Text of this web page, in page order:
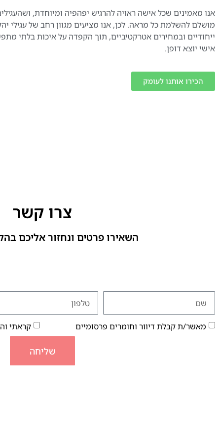
אנו מאמינים שכל אישה ראויה להרגיש יפהפיה ומיוחדת,
מושלם להשלמת כל מראה. לכן, אנו מציעים מגוון רחב של עגילי
ייחודיים ובמחירים אטרקטיביים, תוך הקפדה על איכות בלתי
אישי יוצא דופן.
הכירו אותנו לעומק
צרו קשר
השאירו פרטים ונחזור אליכם
מאשר/ת קבלת דיוור וחומרים פרסומיים קראתי
שליחה